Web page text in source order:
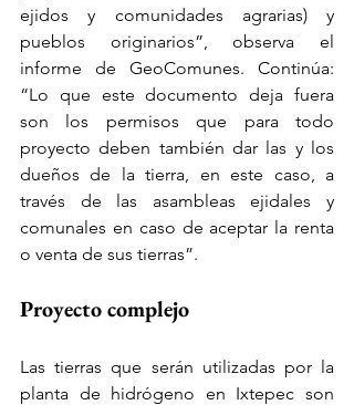
ejidos y comunidades agrarias) y
pueblos originarios”, observa el
informe de GeoComunes. Continúa:
“Lo que este documento deja fuera
son los permisos que para todo
proyecto deben también dar las y los
dueños de la tierra, en este caso, a
través de las asambleas ejidales y
comunales en caso de aceptar la renta
o venta de sus tierras”.
Proyecto complejo
Las tierras que serán utilizadas por la
planta de hidrógeno en Ixtepec son